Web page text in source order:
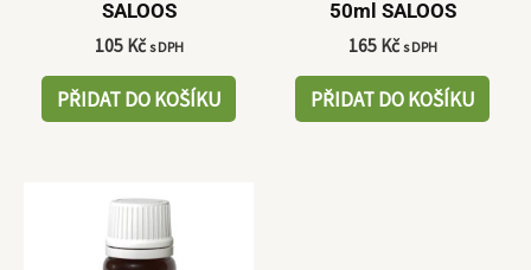
SALOOS
105 Kč s DPH
PŘIDAT DO KOŠÍKU
50ml SALOOS
165 Kč s DPH
PŘIDAT DO KOŠÍKU